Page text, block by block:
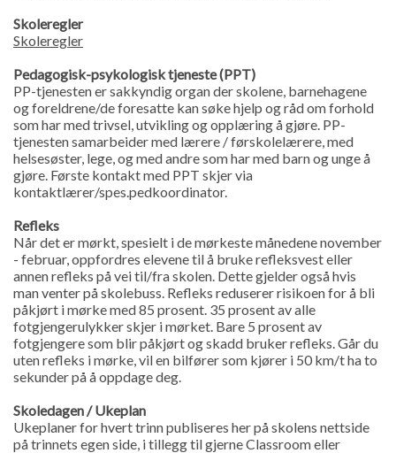
Skoleregler
Skoleregler
Pedagogisk-psykologisk tjeneste (PPT)
PP-tjenesten er sakkyndig organ der skolene, barnehagene
og foreldrene/de foresatte kan søke hjelp og råd om forhold
som har med trivsel, utvikling og opplæring å gjøre. PP-
tjenesten samarbeider med lærere / førskolelærere, med
helsesøster, lege, og med andre som har med barn og unge å
gjøre. Første kontakt med PPT skjer via
kontaktlærer/spes.pedkoordinator.
Refleks
Når det er mørkt, spesielt i de mørkeste månedene november
- februar, oppfordres elevene til å bruke refleksvest eller
annen refleks på vei til/fra skolen. Dette gjelder også hvis
man venter på skolebuss. Refleks reduserer risikoen for å bli
påkjørt i mørke med 85 prosent. 35 prosent av alle
fotgjengerulykker skjer i mørket. Bare 5 prosent av
fotgjengere som blir påkjørt og skadd bruker refleks. Går du
uten refleks i mørke, vil en bilfører som kjører i 50 km/t ha to
sekunder på å oppdage deg.
Skoledagen / Ukeplan
Ukeplaner for hvert trinn publiseres her på skolens nettside
på trinnets egen side, i tillegg til gjerne Classroom eller